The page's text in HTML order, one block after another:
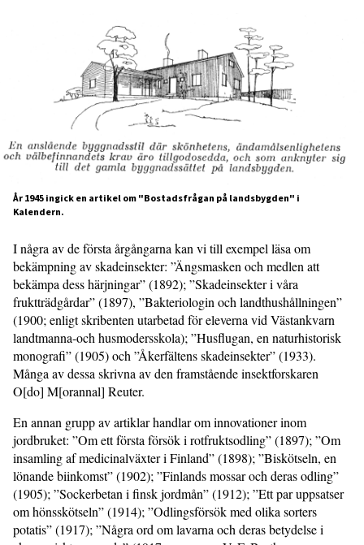
År 1945 ingick en artikel om "Bostadsfrågan på landsbygden" i
Kalendern.
I några av de första årgångarna kan vi till exempel läsa om
bekämpning av skadeinsekter: ”Ängsmasken och medlen att
bekämpa dess härjningar” (1892); ”Skadeinsekter i våra
fruktträdgårdar” (1897), ”Bakteriologin och landthushållningen”
(1900; enligt skribenten utarbetad för eleverna vid Västankvarn
landtmanna-och husmodersskola); ”Husflugan, en naturhistorisk
monografi” (1905) och ”Åkerfältens skadeinsekter” (1933).
Många av dessa skrivna av den framstående insektforskaren
O[do] M[orannal] Reuter.
En annan grupp av artiklar handlar om innovationer inom
jordbruket: ”Om ett första försök i rotfruktsodling” (1897); ”Om
insamling af medicinalväxter i Finland” (1898); ”Biskötseln, en
lönande biinkomst” (1902); ”Finlands mossar och deras odling”
(1905); ”Sockerbetan i finsk jordmån” (1912); ”Ett par uppsatser
om hönsskötseln” (1914); ”Odlingsförsök med olika sorters
potatis” (1917); ”Några ord om lavarna och deras betydelse i